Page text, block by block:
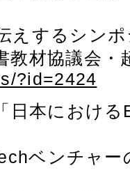
えするシン
教材協議会・
?id=2424
日本におけ
ベンチャ